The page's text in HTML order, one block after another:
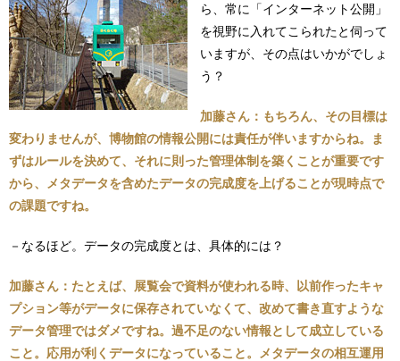
ら、常に「インターネット公開」
を視野に入れてこられたと伺って
いますが、その点はいかがでしょ
う？
加藤さん：もちろん、その目標は
変わりませんが、博物館の情報公開には責任が伴いますからね。ま
ずはルールを決めて、それに則った管理体制を築くことが重要です
から、メタデータを含めたデータの完成度を上げることが現時点で
の課題ですね。
－なるほど。データの完成度とは、具体的には？
加藤さん：たとえば、展覧会で資料が使われる時、以前作ったキャ
プション等がデータに保存されていなくて、改めて書き直すような
データ管理ではダメですね。過不足のない情報として成立している
こと。応用が利くデータになっていること。メタデータの相互運用